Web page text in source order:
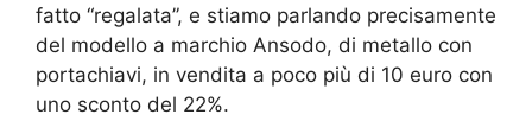
fatto “regalata”, e stiamo parlando precisamente
del modello a marchio Ansodo, di metallo con
portachiavi, in vendita a poco più di 10 euro con
uno sconto del 22%.